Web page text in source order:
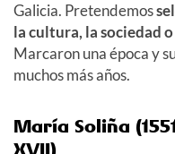
Galicia. Pretendemos
la cultura, la sociedad
Marcaron una época y
muchos más años.
María Soliña
XVII)